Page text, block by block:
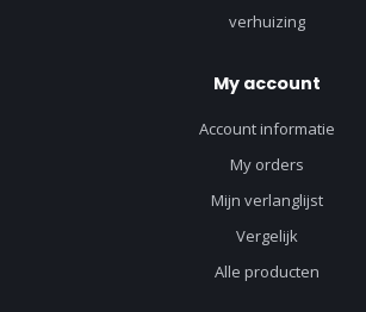
verhuizing
My account
Account informatie
My orders
Mijn verlanglijst
Vergelijk
Alle producten